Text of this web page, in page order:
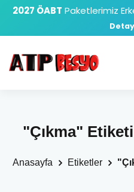
2027 ÖABT Paketlerimiz
"Çıkma"
Anasayfa Etiketler